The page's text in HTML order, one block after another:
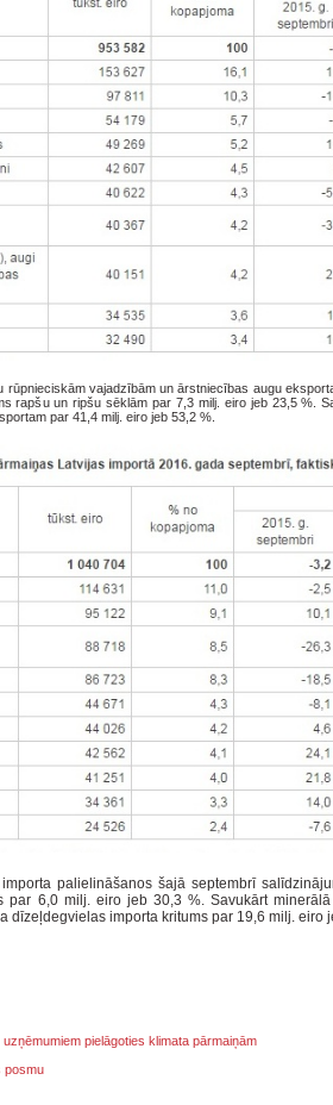
vajadzībām un ārstniecības augu
rapšu un ripšu sēklām par 7,3 milj. eiro jeb 23,5 %.
par 41,4 milj. eiro jeb 53,2 %.
palielināšanos šajā septembrī
par 6,0 milj. eiro jeb 30,3 %. Savukārt
dīzeļdegvielas importa kritums par 19,6 milj. eiro
pielāgoties klimata pārmaiņām
posmu